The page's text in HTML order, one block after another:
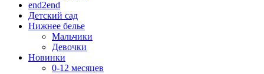
end2end
Детский сад
Нижнее белье
Мальчики
Девочки
Новинки
0-12 месяцев